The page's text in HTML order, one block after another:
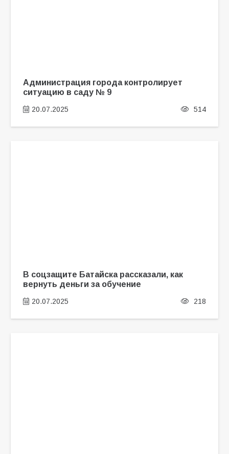
Администрация города контролирует
ситуацию в саду № 9
20.07.2025 514
В соцзащите Батайска рассказали, как
вернуть деньги за обучение
20.07.2025 218